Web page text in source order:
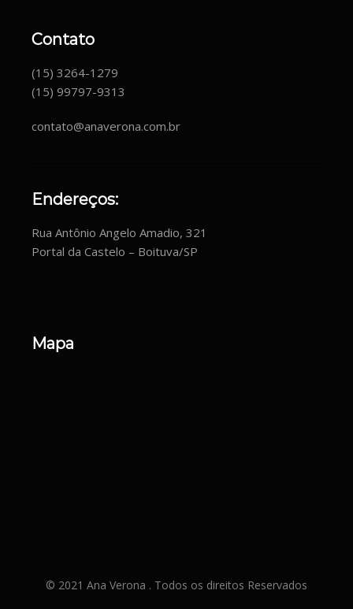
Contato
(15) 3264-1279
(15) 99797-9313
contato@anaverona.com.br
Endereços:
Rua Antônio Angelo Amadio, 321
Portal da Castelo – Boituva/SP
Mapa
© 2021 Ana Verona . Todos os direitos Reservados